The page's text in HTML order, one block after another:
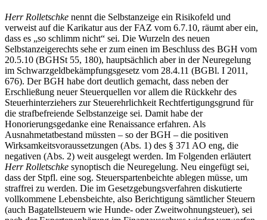
Herr Rolletschke nennt die Selbstanzeige ein Risikofeld und
verweist auf die Karikatur aus der FAZ vom 6.7.10, räumt aber ein,
dass es „so schlimm nicht“ sei. Die Wurzeln des neuen
Selbstanzeigerechts sehe er zum einen im Beschluss des BGH vom
20.5.10 (BGHSt 55, 180), hauptsächlich aber in der Neuregelung
im Schwarzgeldbekämpfungsgesetz vom 28.4.11 (BGBl. I 2011,
676). Der BGH habe dort deutlich gemacht, dass neben der
Erschließung neuer Steuerquellen vor allem die Rückkehr des
Steuerhinterziehers zur Steuerehrlichkeit Rechtfertigungsgrund für
die strafbefreiende Selbstanzeige sei. Damit habe der
Honorierungsgedanke eine Renaissance erfahren. Als
Ausnahmetatbestand müssten – so der BGH – die positiven
Wirksamkeitsvoraussetzungen (Abs. 1) des § 371 AO eng, die
negativen (Abs. 2) weit ausgelegt werden. Im Folgenden erläutert
Herr Rolletschke synoptisch die Neuregelung. Neu eingefügt sei,
dass der Stpfl. eine sog. Steuerspartenbeichte ablegen müsse, um
straffrei zu werden. Die im Gesetzgebungsverfahren diskutierte
vollkommene Lebensbeichte, also Berichtigung sämtlicher Steuern
(auch Bagatellsteuern wie Hunde- oder Zweitwohnungsteuer), sei